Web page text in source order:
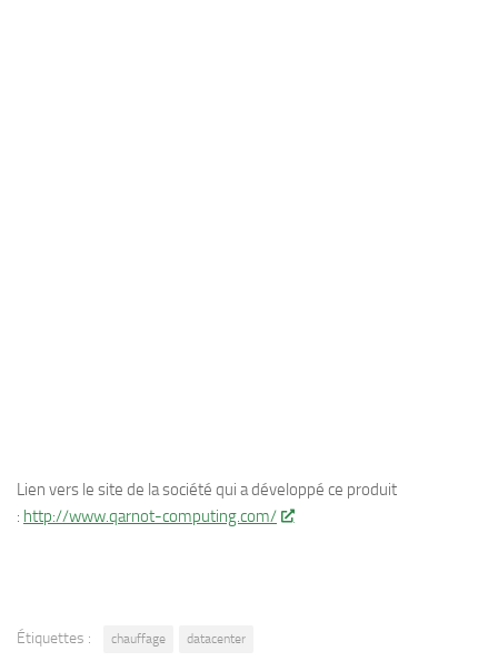
Lien vers le site de la société qui a développé ce produit
: http://www.qarnot-computing.com/
Étiquettes : chauffage datacenter